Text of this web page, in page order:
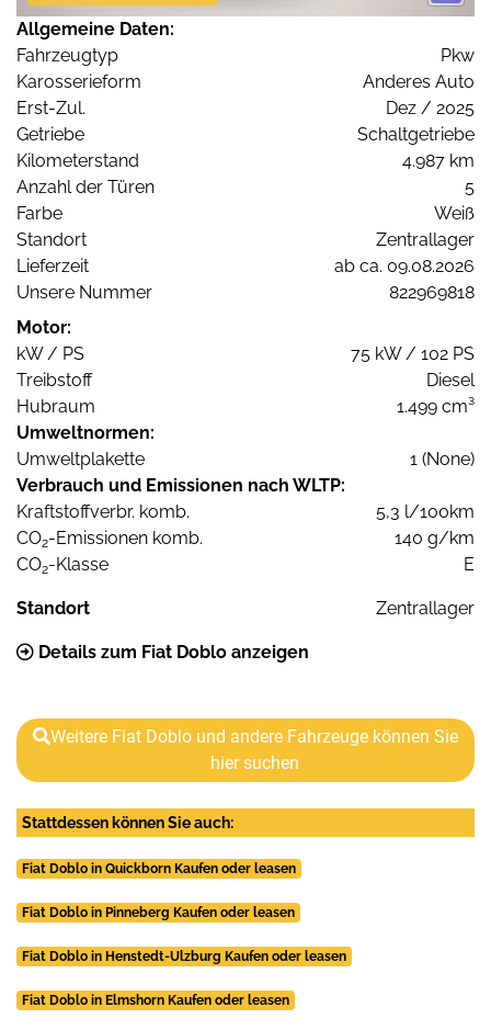
Allgemeine Daten:
Fahrzeugtyp
Pkw
Karosserieform
Anderes Auto
Erst-Zul.
Dez / 2025
Getriebe
Schaltgetriebe
Kilometerstand
4.987 km
Anzahl der Türen
5
Farbe
Weiß
Standort
Zentrallager
Lieferzeit
ab ca. 09.08.2026
Unsere Nummer
822969818
Motor:
kW / PS
75 kW / 102 PS
Treibstoff
Diesel
Hubraum
1.499 cm³
Umweltnormen:
Umweltplakette
1 (None)
Verbrauch und Emissionen nach WLTP:
Kraftstoffverbr. komb.
5,3 l/100km
CO2-Emissionen komb.
140 g/km
CO2-Klasse E
Standort Zentrallager
Details zum Fiat Doblo anzeigen
Weitere Fiat Doblo und andere Fahrzeuge können Sie
hier suchen
Stattdessen können Sie auch:
Fiat Doblo in Quickborn Kaufen oder leasen
Fiat Doblo in Pinneberg Kaufen oder leasen
Fiat Doblo in Henstedt-Ulzburg Kaufen oder leasen
Fiat Doblo in Elmshorn Kaufen oder leasen